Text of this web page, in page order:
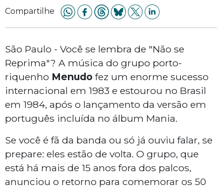
Compartilhe
São Paulo - Você se lembra de "Não se
Reprima"? A música do grupo porto-
riquenho Menudo fez um enorme sucesso
internacional em 1983 e estourou no Brasil
em 1984, após o lançamento da versão em
português incluída no álbum Mania.
Se você é fã da banda ou só já ouviu falar, se
prepare: eles estão de volta. O grupo, que
está há mais de 15 anos fora dos palcos,
anunciou o retorno para comemorar os 50